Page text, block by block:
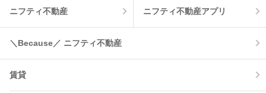
温水洗浄便座 オートロック
コンロ2口以上
ニフティ不動産 ニフティ不動産アプリ
＼Because／ ニフティ不動産
賃貸